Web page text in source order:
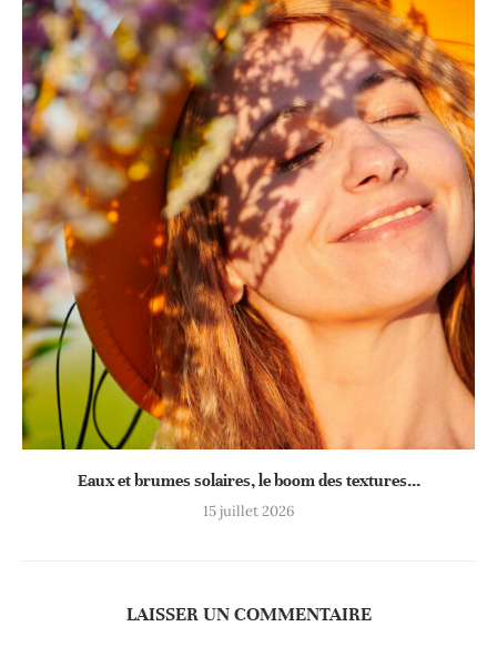
Eaux et brumes solaires, le boom des textures...
15 juillet 2026
LAISSER UN COMMENTAIRE